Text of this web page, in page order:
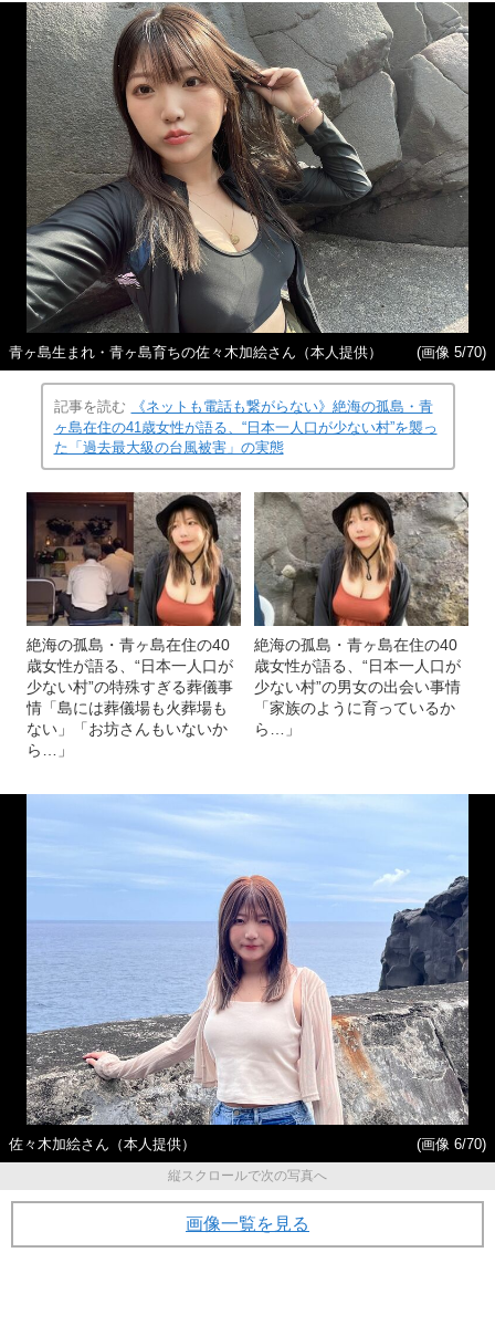
青ヶ島生まれ・青ヶ島育ちの佐々木加絵さん（本人提供） (画像 5/70)
記事を読む
《ネットも電話も繋がらない》絶海の孤島・青
ヶ島在住の41歳女性が語る、“日本一人口が少ない村”を襲っ
た「過去最大級の台風被害」の実態
絶海の孤島・青ヶ島在住の40
歳女性が語る、“日本一人口が
少ない村”の特殊すぎる葬儀事
情「島には葬儀場も火葬場も
ない」「お坊さんもいないか
ら…」
絶海の孤島・青ヶ島在住の40
歳女性が語る、“日本一人口が
少ない村”の男女の出会い事情
「家族のように育っているか
ら…」
佐々木加絵さん（本人提供）
(画像 6/70)
縦スクロールで次の写真へ
画像一覧を見る